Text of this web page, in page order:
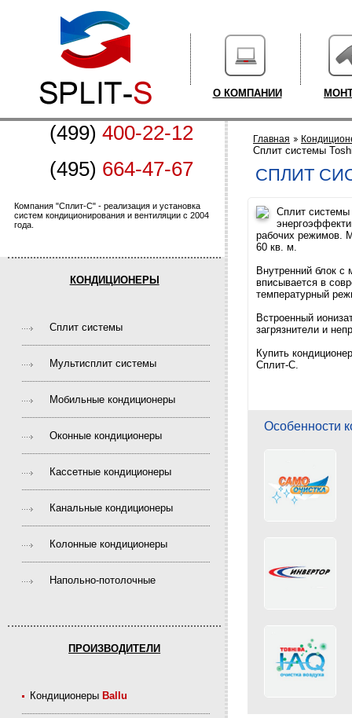
О КОМПАНИИ
(499) 400-22-12
(495) 664-47-67
Компания "Сплит-С" - реализация и установка
систем кондиционирования и вентиляции с 2004
года.
КОНДИЦИОНЕРЫ
Cплит системы
Мультисплит системы
Мобильные кондиционеры
Оконные кондиционеры
Кассетные кондиционеры
Канальные кондиционеры
Колонные кондиционеры
Напольно-потолочные
ПРОИЗВОДИТЕЛИ
Кондиционеры Ballu
Главная
Cплит системы
CПЛИТ
Сплит системы
рабочих режимов.
60 кв. м.
Внутренний блок
вписывается в
температурный
Встроенный
загрязнители и
Купить
Сплит-С.
Особенности